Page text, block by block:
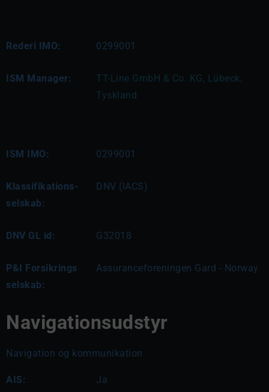
Rederi IMO: 0299001
ISM Manager:
TT-Line GmbH & Co. KG, Lübeck,
Tyskland
ISM IMO: 0299001
Klassifikations-
selskab:
DNV (IACS)
DNV GL id: G32018
P&I Forsikrings
selskab:
Assuranceforeningen Gard - Norway
Navigationsudstyr
Navigation og kommunikation
AIS: Ja